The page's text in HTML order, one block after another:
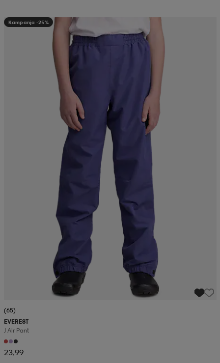
Kampanja -25%
(65)
EVEREST
J Alr Pant
23,99